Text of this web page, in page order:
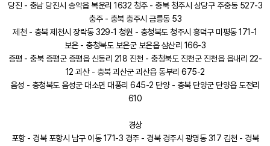
당진 - 충남 당진시 송악읍 복운리 1632 청주 - 충북 청주시 상당구 주중동 527-3
충주 - 충북 충주시 금릉동 53
제천 - 충북 제천시 장락동 329-1 청원 - 충청북도 청주시 흥덕구 미평동 171-1
보은 - 충청북도 보은군 보은읍 삼산리 166-3
증평 - 충북 증평군 증평읍 신동리 218 진천 - 충청북도 진천군 진천읍 읍내리 22-
12 괴산 - 충북 괴산군 괴산읍 동부리 675-2
음성 - 충청북도 음성군 대소면 대풍리 645-2 단양 - 충북 단양군 단양읍 도전리
610
경상
포항 - 경북 포항시 남구 이동 171-3 경주 - 경북 경주시 광명동 317 김천 - 경북